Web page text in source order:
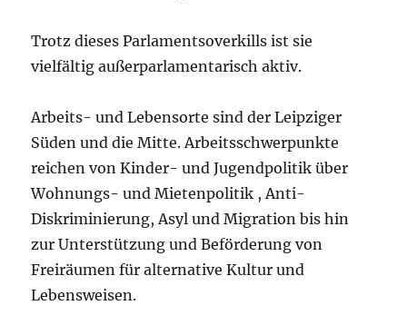
Trotz dieses Parlamentsoverkills ist sie
vielfältig außerparlamentarisch aktiv.
Arbeits- und Lebensorte sind der Leipziger
Süden und die Mitte. Arbeitsschwerpunkte
reichen von Kinder- und Jugendpolitik über
Wohnungs- und Mietenpolitik , Anti-
Diskriminierung, Asyl und Migration bis hin
zur Unterstützung und Beförderung von
Freiräumen für alternative Kultur und
Lebensweisen.